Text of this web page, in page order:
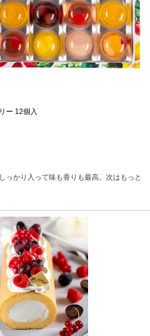
ー 12個入
っかり入って味も香りも最高。次はもっと